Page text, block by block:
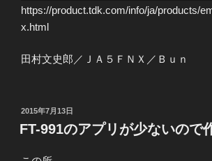
https://product.tdk.com/info/ja/products/
x.html
田村文史郎／ＪＡ５ＦＮＸ／Ｂｕｎ
投
稿
日:
2015年7月13日
FT-991のアプリが少ないので